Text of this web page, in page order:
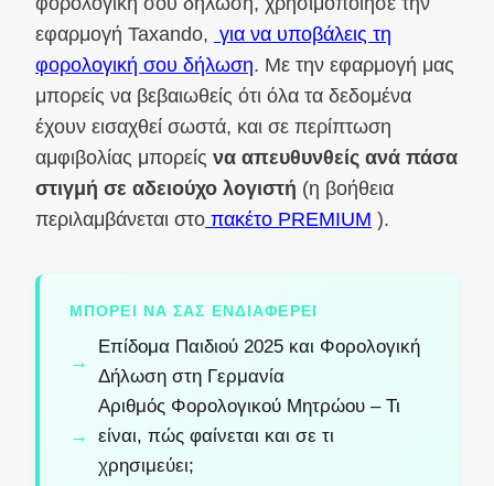
εφαρμογή Taxando, για να υποβάλεις τη
φορολογική σου δήλωση. Με την εφαρμογή μας
μπορείς να βεβαιωθείς ότι όλα τα δεδομένα
έχουν εισαχθεί σωστά, και σε περίπτωση
αμφιβολίας μπορείς να απευθυνθείς ανά πάσα
στιγμή σε αδειούχο λογιστή (η βοήθεια
περιλαμβάνεται στο πακέτο PREMIUM ).
ΜΠΟΡΕΊ ΝΑ ΣΑΣ ΕΝΔΙΑΦΈΡΕΙ
Επίδομα Παιδιού 2025 και Φορολογική
Δήλωση στη Γερμανία
Αριθμός Φορολογικού Μητρώου – Τι
είναι, πώς φαίνεται και σε τι
χρησιμεύει;